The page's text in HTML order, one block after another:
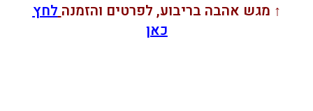
↑ מגש אהבה בריבוע, לפרטים והזמנהלחץ
כאן